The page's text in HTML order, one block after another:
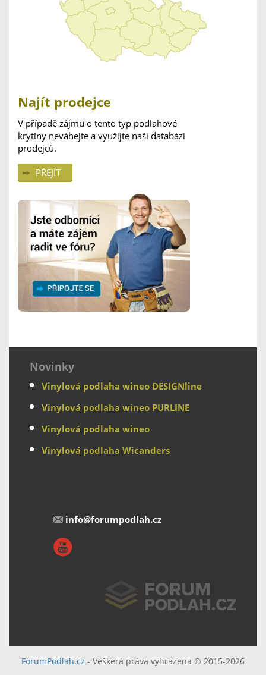
Najít prodejce
V případě zájmu o tento typ podlahové
krytiny neváhejte a využijte naši databázi
prodejců.
PŘEJÍT
Novinky
Vinylová podlaha wineo DESIGNline
Vinylová podlaha wineo PURLINE
Vinylová podlaha wineo
Vinylová podlaha Wicanders
info@forumpodlah.cz
FórumPodlah.cz - Veškerá práva vyhrazena © 2015-2026